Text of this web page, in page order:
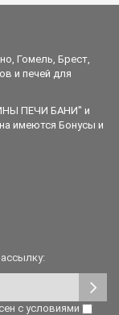
Гомель, Брест,
и печей для
ПЕЧИ БАНИ" и
имеются Бонусы и
с условиями